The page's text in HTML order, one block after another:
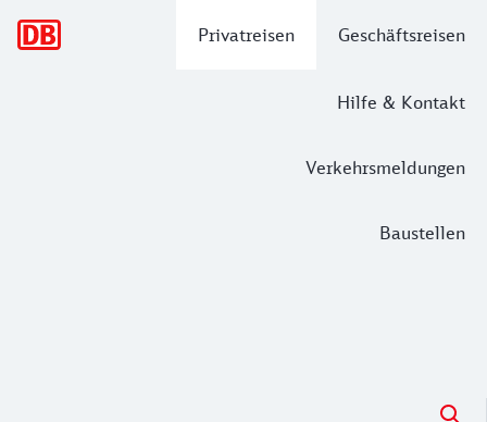
Privatreisen Geschäftsreisen
Hilfe & Kontakt
Verkehrsmeldungen
Baustellen